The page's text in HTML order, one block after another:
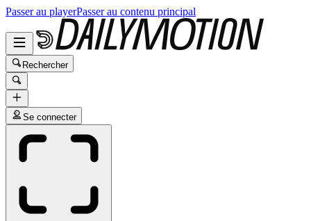
Passer au playerPasser au contenu principal
Rechercher
Se connecter